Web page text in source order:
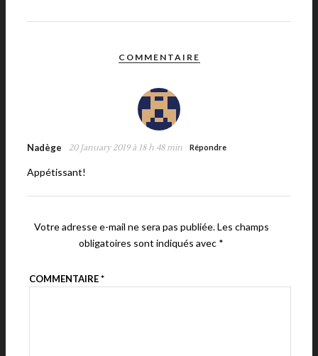
COMMENTAIRE
Nadège 20 January 2019 à 18 h 48 min Répondre
Appétissant!
Votre adresse e-mail ne sera pas publiée.Les champs
obligatoires sont indiqués avec *
COMMENTAIRE*